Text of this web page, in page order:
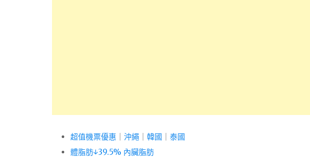
超值機票優惠 沖繩 韓國
泰國
體脂肪↓39.5% 內臟脂肪